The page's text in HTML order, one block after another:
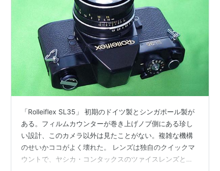
「Rolleiflex SL35」 初期のドイツ製とシンガポール製が
ある。フィルムカウンターが巻き上げノブ側にある珍し
い設計、このカメラ以外は見たことがない。複雑な機構
のせいかココがよく壊れた。 レンズは独自のクイックマ
ウントで、ヤシカ・コンタックスのツァイスレンズと一